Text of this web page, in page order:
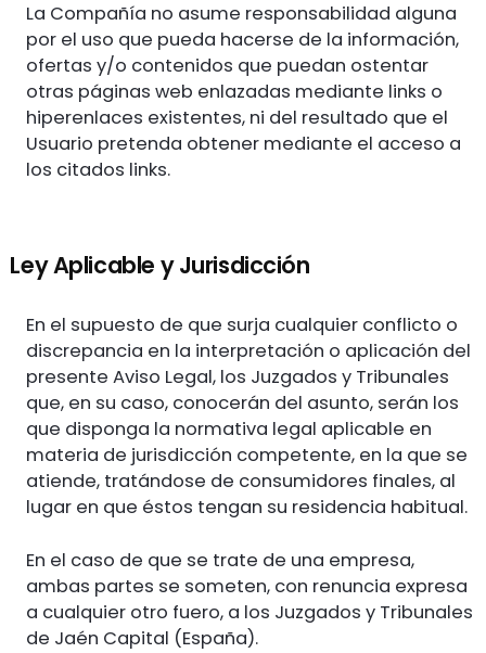
La Compañía no asume responsabilidad alguna
por el uso que pueda hacerse de la información,
ofertas y/o contenidos que puedan ostentar
otras páginas web enlazadas mediante links o
hiperenlaces existentes, ni del resultado que el
Usuario pretenda obtener mediante el acceso a
los citados links.
Ley Aplicable y Jurisdicción
En el supuesto de que surja cualquier conflicto o
discrepancia en la interpretación o aplicación del
presente Aviso Legal, los Juzgados y Tribunales
que, en su caso, conocerán del asunto, serán los
que disponga la normativa legal aplicable en
materia de jurisdicción competente, en la que se
atiende, tratándose de consumidores finales, al
lugar en que éstos tengan su residencia habitual.
En el caso de que se trate de una empresa,
ambas partes se someten, con renuncia expresa
a cualquier otro fuero, a los Juzgados y Tribunales
de Jaén Capital (España).